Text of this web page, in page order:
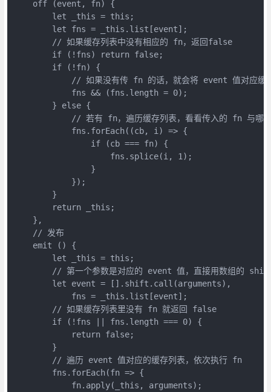
    off (event, fn) {
        let _this = this;
        let fns = _this.list[event];
        // 如果缓存列表中没有相应的 fn，返回false
        if (!fns) return false;
        if (!fn) {
// 如果没有传 fn 的话，就会将 event 值对应缓
            fns && (fns.length = 0);
        } else {
// 若有 fn，遍历缓存列表，看看传入的 fn 与哪
            fns.forEach((cb, i) => {
                if (cb === fn) {
                    fns.splice(i, 1);
                }
            });
        }
        return _this;
    },
    // 发布
    emit () {
        let _this = this;
// 第一个参数是对应的 event 值，直接用数组的
        let event = [].shift.call(arguments),
            fns = _this.list[event];
        // 如果缓存列表里没有 fn 就返回 false
        if (!fns || fns.length === 0) {
            return false;
        }
        // 遍历 event 值对应的缓存列表，依次执行 fn
        fns.forEach(fn => {
            fn.apply(_this, arguments);